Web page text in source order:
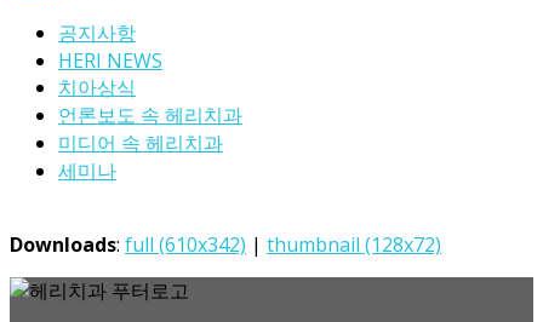
공지사항
HERI NEWS
치아상식
언론보도 속 헤리치과
미디어 속 헤리치과
세미나
Downloads: full (610x342) | thumbnail (128x72)